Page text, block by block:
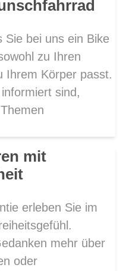
Sie bei uns ein Bike
zu Ihren
Ihrem Körper passt.
sind,
mit
erleben Sie im
mehr über
oder